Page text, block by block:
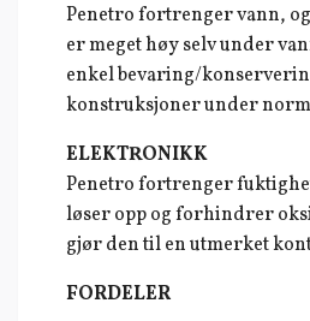
Penetro fortrenger vann,
er meget høy selv under
enkel bevaring/
konstruksjoner under
ELEKTRONIKK
Penetro fortrenger
løser opp og forhindrer
gjør den til en utmerket
FORDELER